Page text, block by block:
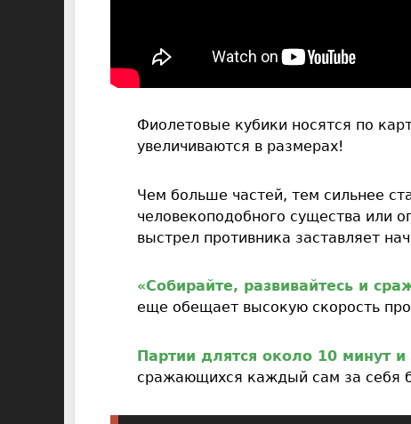
Фиолетовые кубики носятся по
увеличиваются в размерах!
Чем больше частей, тем сильнее
человекоподобного существа или
выстрел противника заставляет
«Собирайте, развивайтесь и
еще обещает высокую скорость
Партии длятся около 10 минут
сражающихся каждый сам за себя